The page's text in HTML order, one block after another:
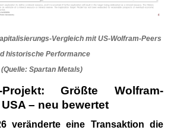
Vergleich mit US-Wolfram-Peers
historische Performance
(Quelle: Spartan Metals)
Größte Wolfram-
– neu bewertet
veränderte eine Transaktion die